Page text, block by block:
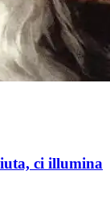
ci illumina